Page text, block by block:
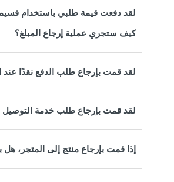
كيف ستجري عملية إرجاع المبلغ؟
لقد قمت بإرجاع طلب الدفع نقدًا عند
لقد قمت بإرجاع طلب خدمة
إذا قمت بإرجاع منتج إلى المتجر، هل